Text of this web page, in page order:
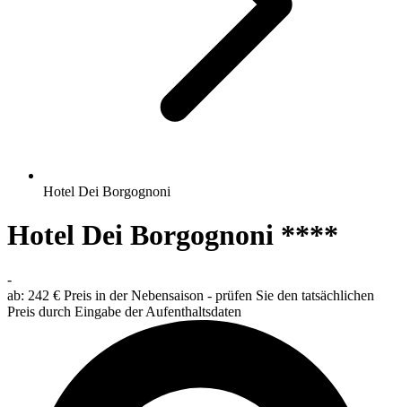
Hotel Dei Borgognoni
Hotel Dei Borgognoni ****
-
ab: 242 € Preis in der Nebensaison - prüfen Sie den tatsächlichen
Preis durch Eingabe der Aufenthaltsdaten